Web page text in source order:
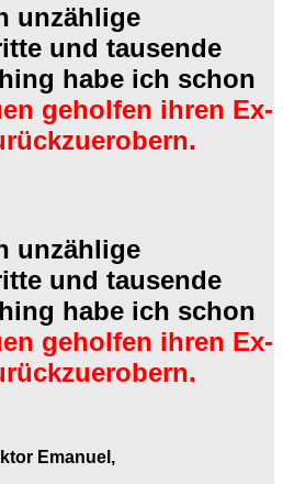
unzählige
und tausende
habe ich schon
geholfen ihren Ex-
unzählige
und tausende
habe ich schon
geholfen ihren Ex-
Emanuel,